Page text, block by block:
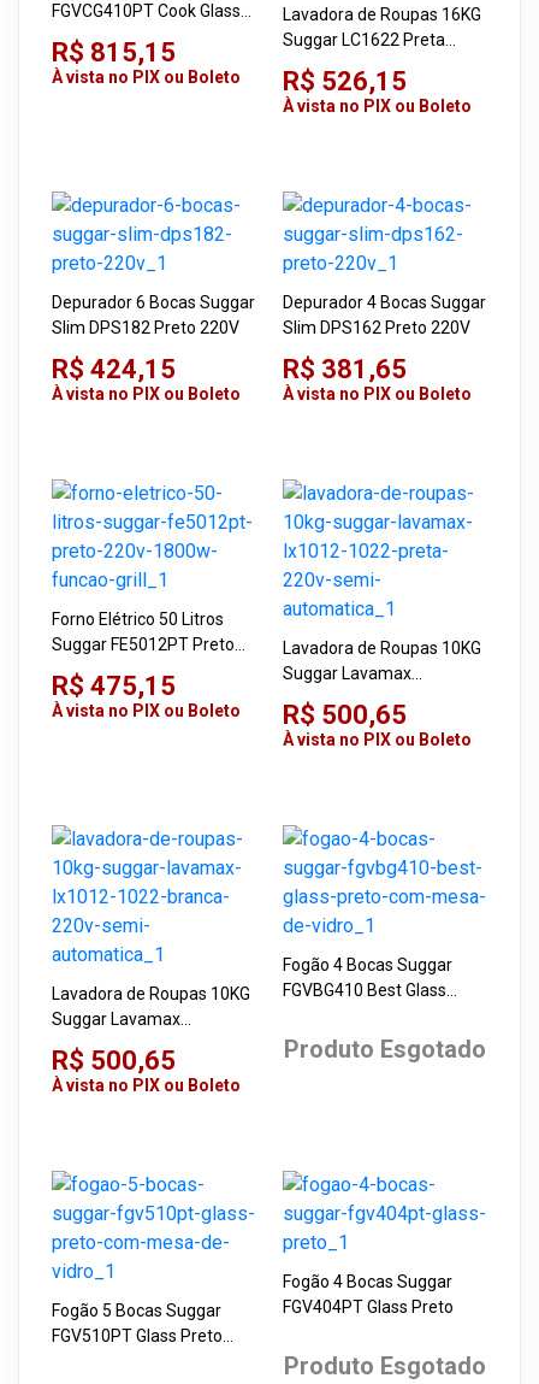
FGVCG410PT Cook Glass
Preto com Mesa de Vidro
R$ 815,15
À vista no PIX ou Boleto
Lavadora de Roupas 16KG
Suggar LC1622 Preta
220V Tanquinho
Lavamatic Semi-
automática
R$ 526,15
À vista no PIX ou Boleto
Depurador 6 Bocas Suggar
Slim DPS182 Preto 220V
R$ 424,15
À vista no PIX ou Boleto
Depurador 4 Bocas Suggar
Slim DPS162 Preto 220V
R$ 381,65
À vista no PIX ou Boleto
Forno Elétrico 50 Litros
Suggar FE5012PT Preto
220V 1800W Função Grill
R$ 475,15
À vista no PIX ou Boleto
Lavadora de Roupas 10KG
Suggar Lavamax
LX1012/1022 Preta 220V
Semi-automática
R$ 500,65
À vista no PIX ou Boleto
Lavadora de Roupas 10KG
Suggar Lavamax
LX1012/1022 Branca 220V
Semi-automática
R$ 500,65
À vista no PIX ou Boleto
Fogão 4 Bocas Suggar
FGVBG410 Best Glass
Produto Esgotado
Fogão 5 Bocas Suggar
FGV510PT Glass Preto
Fogão 4 Bocas Suggar
FGV404PT Glass Preto
Produto Esgotado